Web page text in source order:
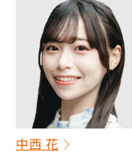
中西 花